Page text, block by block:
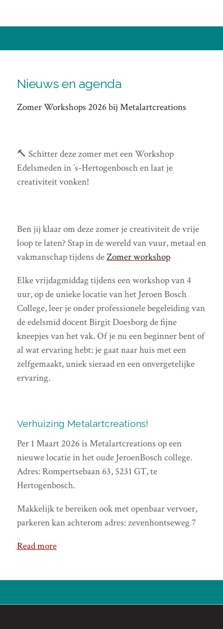
Nieuws en agenda
Zomer Workshops 2026 bij Metalartcreations
🔨 Schitter deze zomer met een Workshop
Edelsmeden in ’s-Hertogenbosch en laat je
creativiteit vonken!
Ben jij klaar om deze zomer je creativiteit de vrije
loop te laten? Stap in de wereld van vuur, metaal en
vakmanschap tijdens deZomer workshop
Elke vrijdagmiddag tijdens een workshop van 4
uur, op de unieke locatie van het Jeroen Bosch
College, leer je onder professionele begeleiding van
de edelsmid docent Birgit Doesborg de fijne
kneepjes van het vak. Of je nu een beginner bent of
al wat ervaring hebt: je gaat naar huis met een
zelfgemaakt, uniek sieraad en een onvergetelijke
ervaring.
Verhuizing Metalartcreations!
Per 1 Maart 2026 is Metalartcreations op een
nieuwe locatie in het oude JeroenBosch college.
Adres: Rompertsebaan 63, 5231 GT, te
Hertogenbosch.
Makkelijk te bereiken ook met openbaar vervoer,
parkeren kan achterom adres: zevenhontseweg 7
Read more